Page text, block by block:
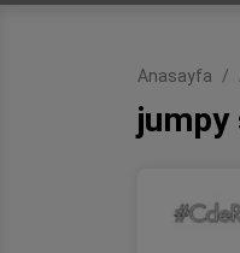
Anasayfa
jumpy